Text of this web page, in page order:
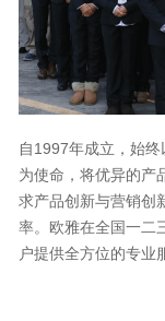
自1997年成立，始
为使命，将优异的产
求产品创新与营销创
率。欧雅在全国一二
户提供全方位的专业